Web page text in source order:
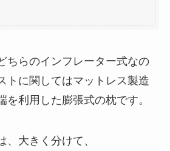
らのインフレーター式なの
トに関してはマットレス製造
を利用した膨張式の枕です。
、大きく分けて、